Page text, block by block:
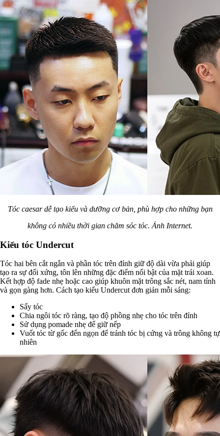
Tóc caesar dễ tạo kiểu và dưỡng cơ bản, phù hợp cho những bạn
không có nhiều thời gian chăm sóc tóc. Ảnh Internet.
Kiểu tóc Undercut
Tóc hai bên cắt ngắn và phần tóc trên đỉnh giữ độ dài vừa phải giúp
tạo ra sự đối xứng, tôn lên những đặc điểm nổi bật của mặt trái xoan.
Kết hợp độ fade nhẹ hoặc cao giúp khuôn mặt trông sắc nét, nam tính
và gọn gàng hơn. Cách tạo kiểu Undercut đơn giản mỗi sáng:
Sấy tóc
Chia ngôi tóc rõ ràng, tạo độ phồng nhẹ cho tóc trên đỉnh
Sử dụng pomade nhẹ để giữ nếp
Vuốt tóc từ gốc đến ngọn để tránh tóc bị cứng và trông không tự
nhiên